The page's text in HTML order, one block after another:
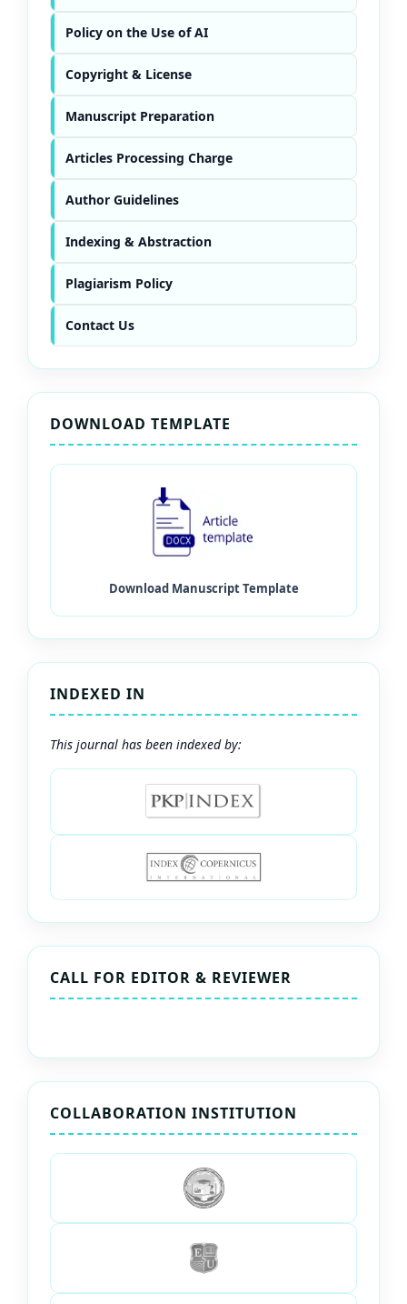
Policy on the Use of AI
Copyright & License
Manuscript Preparation
Articles Processing Charge
Author Guidelines
Indexing & Abstraction
Plagiarism Policy
Contact Us
DOWNLOAD TEMPLATE
INDEXED IN
This journal has been indexed by:
CALL FOR EDITOR & REVIEWER
COLLABORATION INSTITUTION